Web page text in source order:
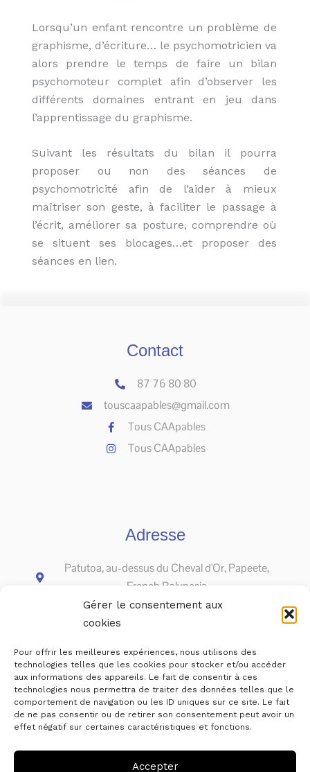
Gérer le consentement aux
cookies
Pour offrir les meilleures expériences, nous utilisons des
technologies telles que les cookies pour stocker et/ou accéder
aux informations des appareils. Le fait de consentir à ces
technologies nous permettra de traiter des données telles que le
comportement de navigation ou les ID uniques sur ce site. Le fait
de ne pas consentir ou de retirer son consentement peut avoir un
effet négatif sur certaines caractéristiques et fonctions.
Accepter
Lorsqu’un enfant rencontre un problème de
graphisme, d’écriture… le psychomotricien va
alors prendre le temps de faire un bilan
psychomoteur complet afin d’observer les
différents domaines entrant en jeu dans
l’apprentissage du graphisme.
Suivant les résultats du bilan il pourra
proposer ou non des séances de
psychomotricité afin de l’aider à mieux
maîtriser son geste, à faciliter le passage à
l’écrit, améliorer sa posture, comprendre où
se situent ses blocages…et proposer des
séances en lien.
Contact
87 76 80 80
touscaapables@gmail.com
Tous CAApables
Tous CAApables
Adresse
Patutoa, au-dessus du Cheval d'Or, Papeete,
French Polynesia